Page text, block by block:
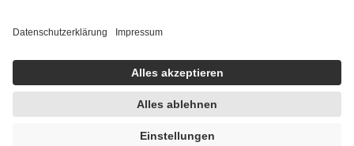
Wir nutzen Trusted Shops als unabhängigen Dienstleister für die
getroffen, um sicherzustellen, dass es sich um echte Bewertungen
handelt. Mehr Informationen findest du hier:
https://help.etrusted.com/hc/de/articles/4419944605341
Einige Bilder und Inhalte wurden unter Zuhilfenahme künstlicher